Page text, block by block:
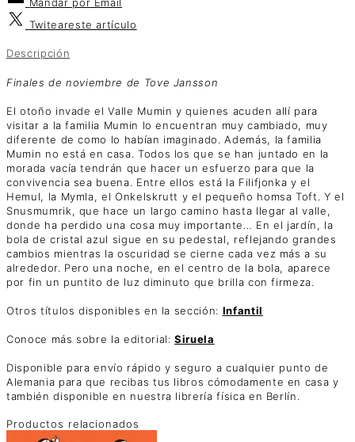
Twiteareste artículo
Descripción
Finales de noviembre de Tove Jansson
El otoño invade el Valle Mumin y quienes acuden allí para
visitar a la familia Mumin lo encuentran muy cambiado, muy
diferente de como lo habían imaginado. Además, la familia
Mumin no está en casa. Todos los que se han juntado en la
morada vacía tendrán que hacer un esfuerzo para que la
convivencia sea buena. Entre ellos está la Filifjonka y el
Hemul, la Mymla, el Onkelskrutt y el pequeño homsa Toft. Y el
Snusmumrik, que hace un largo camino hasta llegar al valle,
donde ha perdido una cosa muy importante… En el jardín, la
bola de cristal azul sigue en su pedestal, reflejando grandes
cambios mientras la oscuridad se cierne cada vez más a su
alrededor. Pero una noche, en el centro de la bola, aparece
por fin un puntito de luz diminuto que brilla con firmeza.
Otros títulos disponibles en la sección: Infantil
Conoce más sobre la editorial:Siruela
Disponible para envío rápido y seguro a cualquier punto de
Alemania para que recibas tus libros cómodamente en casa y
también disponible en nuestra librería física en Berlín.
Productos relacionados